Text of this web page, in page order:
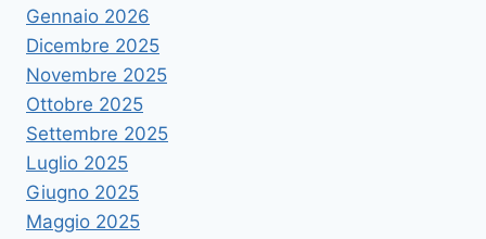
Gennaio 2026
Dicembre 2025
Novembre 2025
Ottobre 2025
Settembre 2025
Luglio 2025
Giugno 2025
Maggio 2025